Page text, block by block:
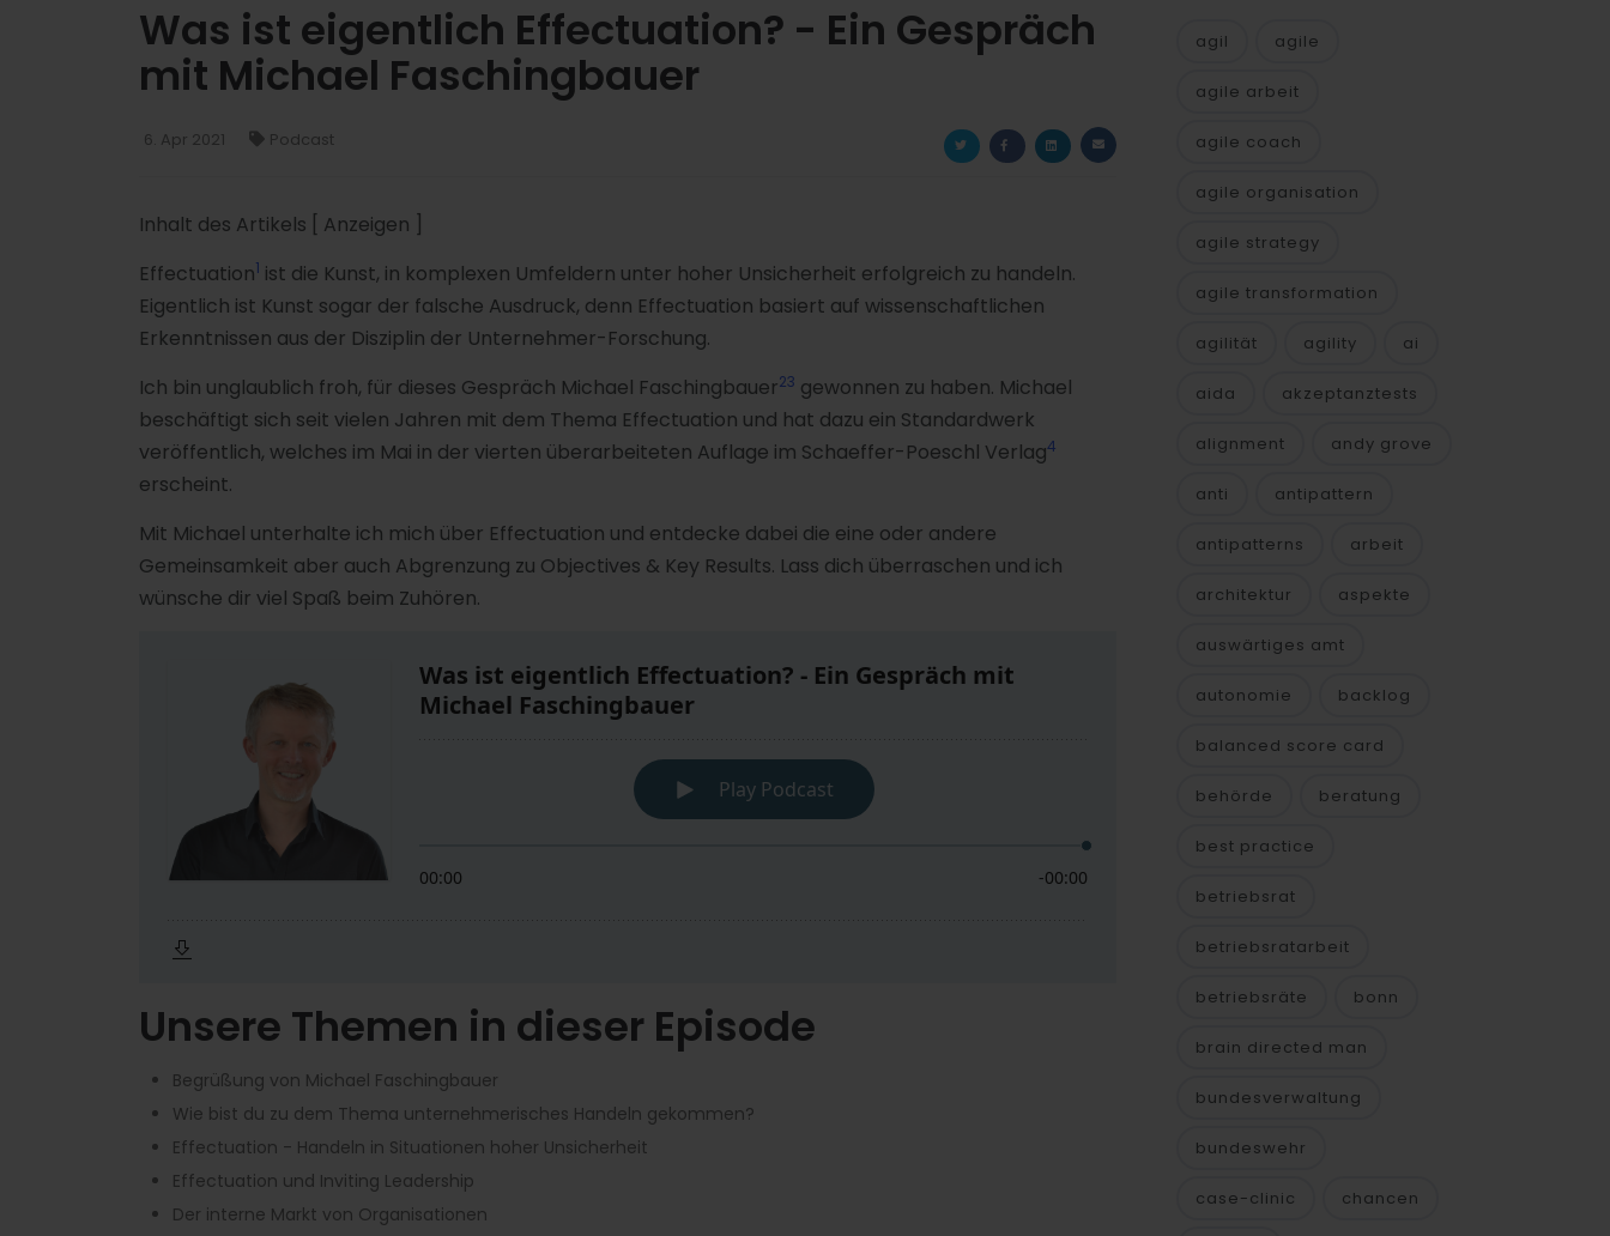
Was ist eigentlich Effectuation? - Ein Gespräch
mit Michael Faschingbauer
6. Apr 2021 Podcast
Inhalt des Artikels
[ Anzeigen ]
Effectuation1 ist die Kunst, in komplexen Umfeldern unter hoher Unsicherheit erfolgreich zu handeln.
Eigentlich ist Kunst sogar der falsche Ausdruck, denn Effectuation basiert auf wissenschaftlichen
Erkenntnissen aus der Disziplin der Unternehmer-Forschung.
Ich bin unglaublich froh, für dieses Gespräch Michael Faschingbauer23 gewonnen zu haben. Michael
beschäftigt sich seit vielen Jahren mit dem Thema Effectuation und hat dazu ein Standardwerk
veröffentlich, welches im Mai in der vierten überarbeiteten Auflage im Schaeffer-Poeschl Verlag4
erscheint.
Mit Michael unterhalte ich mich über Effectuation und entdecke dabei die eine oder andere
Gemeinsamkeit aber auch Abgrenzung zu Objectives & Key Results. Lass dich überraschen und ich
wünsche dir viel Spaß beim Zuhören.
Unsere Themen in dieser Episode
Begrüßung von Michael Faschingbauer
Wie bist du zu dem Thema unternehmerisches Handeln gekommen?
Effectuation - Handeln in Situationen hoher Unsicherheit
Effectuation und Inviting Leadership
Der interne Markt von Organisationen
agil agile
agile arbeit
agile coach
agile organisation
agile strategy
agile transformation
agilität agility ai
aida akzeptanztests
alignment andy grove
anti antipattern
antipatterns arbeit
architektur aspekte
auswärtiges amt
autonomie backlog
balanced score card
behörde beratung
best practice
betriebsrat
betriebsratarbeit
betriebsräte bonn
brain directed man
bundesverwaltung
bundeswehr
case-clinic chancen